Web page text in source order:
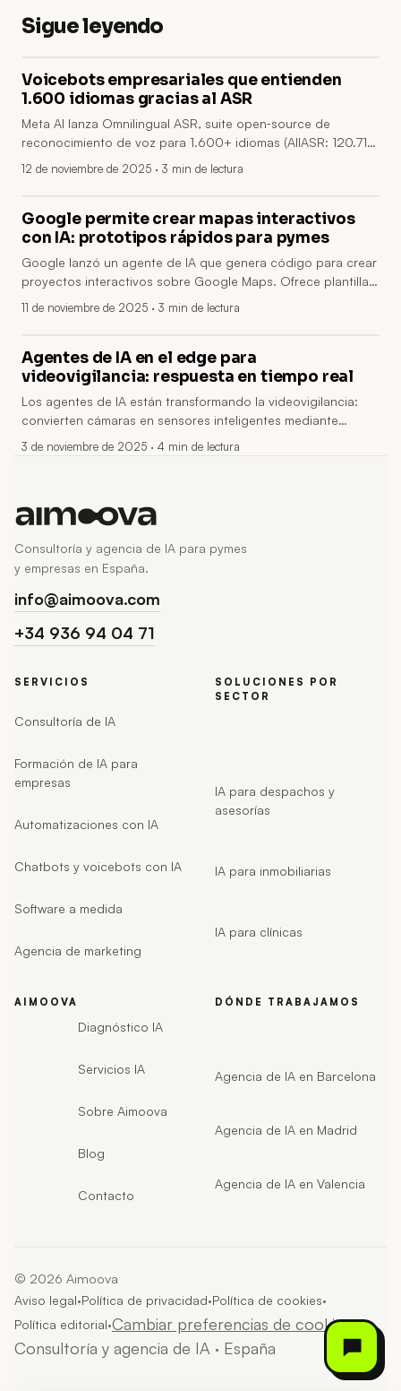
Sigue leyendo
Voicebots empresariales que entienden
1.600 idiomas gracias al ASR
Meta AI lanza Omnilingual ASR, suite open‑source de
reconocimiento de voz para 1.600+ idiomas (AllASR: 120.710
h; corpus propio: 3.350 h; preentreno: ~4,3M h). Combina
para empresas.
12 de noviembre de 2025 · 3 min de lectura
Google permite crear mapas interactivos
con IA: prototipos rápidos para pymes
Google lanzó un agente de IA que genera código para crear
proyectos interactivos sobre Google Maps. Ofrece plantillas,
widgets y fragmentos para mostrar ubicaciones, rutas y
de desarrollo.
11 de noviembre de 2025 · 3 min de lectura
Agentes de IA en el edge para
videovigilancia: respuesta en tiempo real
Los agentes de IA están transformando la videovigilancia:
convierten cámaras en sensores inteligentes mediante
procesamiento en el edge, modelos adaptativos y
3 de noviembre de 2025 · 4 min de lectura
Consultoría y agencia de IA para pymes
y empresas en España.
info@aimoova.com
+34 936 94 04 71
SERVICIOS
Consultoría de IA
Formación de IA para
empresas
Automatizaciones con IA
Chatbots y voicebots con IA
Software a medida
Agencia de marketing
SOLUCIONES POR
SECTOR
IA para despachos y
asesorías
IA para inmobiliarias
IA para clínicas
AIMOOVA
Diagnóstico IA
Servicios IA
Sobre Aimoova
Blog
Contacto
DÓNDE TRABAJAMOS
Agencia de IA en Barcelona
Agencia de IA en Madrid
Agencia de IA en Valencia
© 2026 Aimoova
Aviso legal·Política de privacidad·Política de cookies·
Política editorial·Cambiar preferencias de cookies·
Consultoría y agencia de IA · España